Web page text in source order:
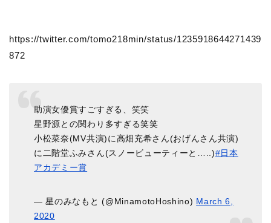
https://twitter.com/tomo218min/status/1235918644271439
872
助演女優賞すごすぎる、笑笑
星野源との関わり多すぎる笑笑
小松菜奈(MV共演)に高畑充希さん(おげんさん共演)
に二階堂ふみさん(スノービューティーと…..)#日本
アカデミー賞
— 星のみなもと (@MinamotoHoshino) March 6,
2020